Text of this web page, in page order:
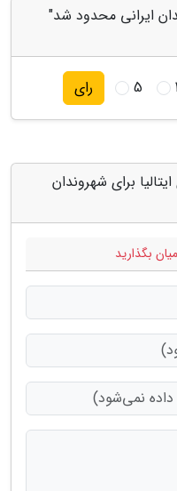
ایرانی محدود شد"
5 رای
برای شهروندان
بگذارید